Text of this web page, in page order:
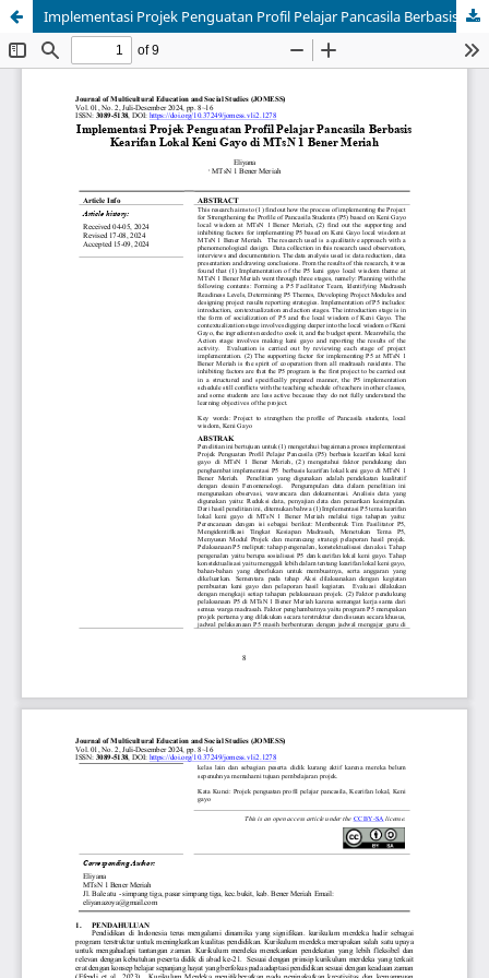
Implementasi Projek Penguatan Profil Pelajar Pancasila Berbasis Kearifan Lokal Keni Gayo di MTsN 1 Bener Meriah